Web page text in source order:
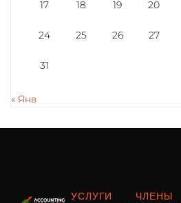
17 18 19 20
24 25 26 27
31
« Янв
УСЛУГИ
ЧЛЕНЫ